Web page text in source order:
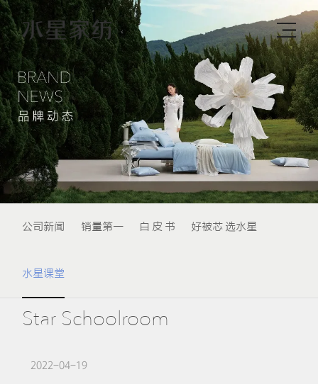
公司新闻 销量第一 白 皮 书 好被芯 选水星
水星课堂
Star Schoolroom
2022-04-19